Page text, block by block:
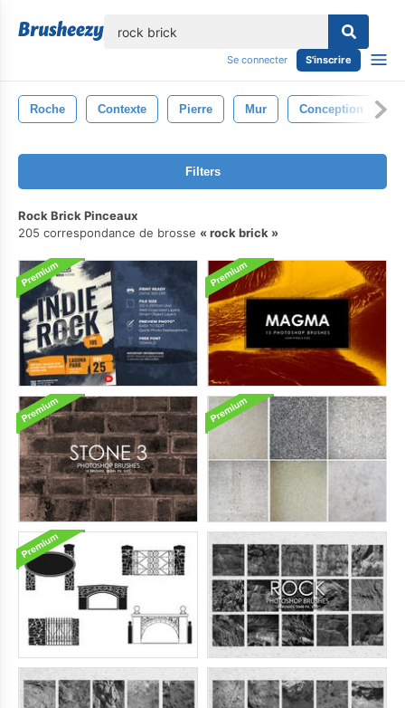
Se connecter S'inscrire
Roche Contexte Pierre Mur Conception
Filters
Rock Brick Pinceaux
205 correspondance de brosse
rock brick